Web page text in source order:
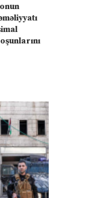
Afrikanın neft və